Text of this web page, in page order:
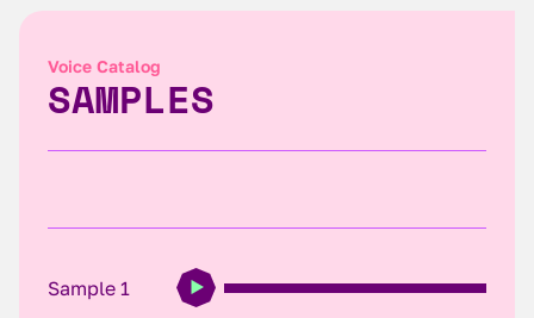
Voice Catalog
SAMPLES
Sample 1